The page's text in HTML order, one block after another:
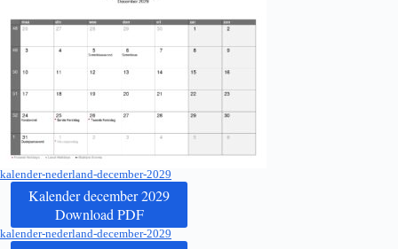
kalender-nederland-december-2029
Kalender december 2029
Download PDF
kalender-nederland-december-2029